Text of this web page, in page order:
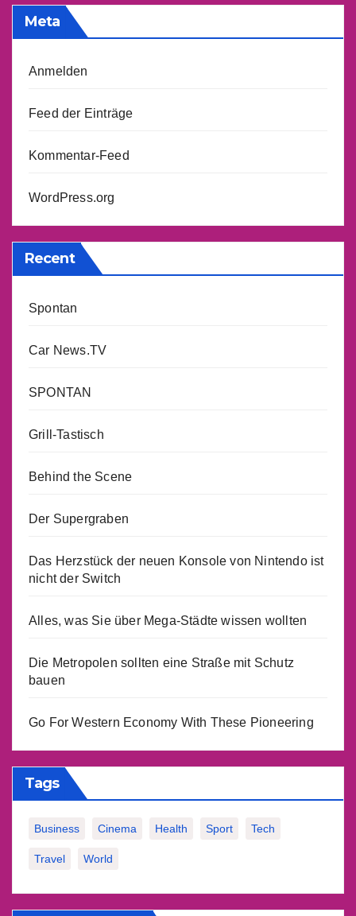
Meta
Anmelden
Feed der Einträge
Kommentar-Feed
WordPress.org
Recent
Spontan
Car News.TV
SPONTAN
Grill-Tastisch
Behind the Scene
Der Supergraben
Das Herzstück der neuen Konsole von Nintendo ist
nicht der Switch
Alles, was Sie über Mega-Städte wissen wollten
Die Metropolen sollten eine Straße mit Schutz
bauen
Go For Western Economy With These Pioneering
Tags
Business Cinema Health Sport Tech
Travel World